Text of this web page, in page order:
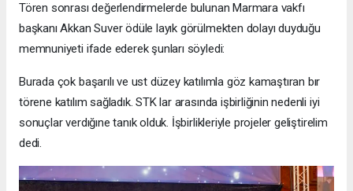
Tören sonrası değerlendirmelerde bulunan Marmara vakfı
başkanı Akkan Suver ödüle layık görülmekten dolayı duyduğu
memnuniyeti ifade ederek şunları söyledi:
Burada çok başarılı ve ust düzey katılımla göz kamaştıran bır
törene katılım sağladık. STK lar arasında işbirliğinin nedenli iyi
sonuçlar verdığıne tanık olduk. İşbirlikleriyle projeler geliştirelim
dedi.